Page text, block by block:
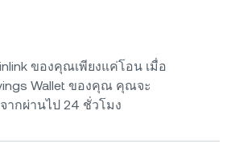
ของคุณเพียงแค่โอน เมื่อ
Wallet ของคุณ คุณจะ
ากผ่านไป 24 ชั่วโมง